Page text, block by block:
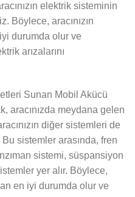
elektrik sisteminin
Böylece, aracınızın
durumda olur ve
arızalarını
Sunan Mobil Akücü
aracınızda meydana gelen
diğer sistemleri de
Bu sistemler arasında, fren
sistemi, süspansiyon
yer alır. Böylece,
en iyi durumda olur ve